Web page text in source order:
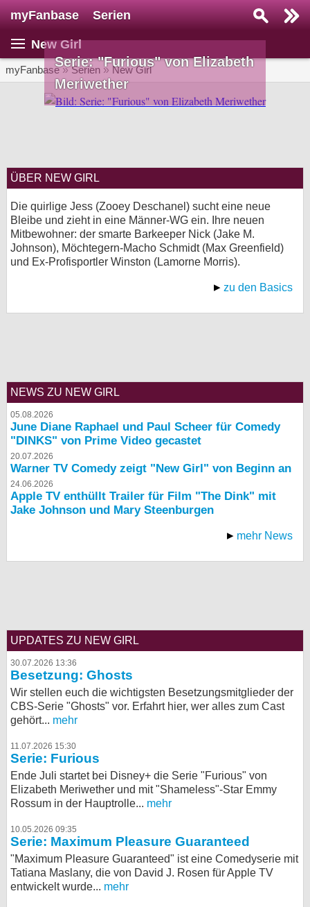
myFanbase Serien
New Girl
myFanbase»Serien » New Girl
Serie: "Furious" von Elizabeth
Meriwether
ÜBER NEW GIRL
Die quirlige Jess (Zooey Deschanel) sucht eine neue
Bleibe und zieht in eine Männer-WG ein. Ihre neuen
Mitbewohner: der smarte Barkeeper Nick (Jake M.
Johnson), Möchtegern-Macho Schmidt (Max Greenfield)
und Ex-Profisportler Winston (Lamorne Morris).
zu den Basics
NEWS ZU NEW GIRL
05.08.2026
June Diane Raphael und Paul Scheer für Comedy
"DINKS" von Prime Video gecastet
20.07.2026
Warner TV Comedy zeigt "New Girl" von Beginn an
24.06.2026
Apple TV enthüllt Trailer für Film "The Dink" mit
Jake Johnson und Mary Steenburgen
mehr News
UPDATES ZU NEW GIRL
30.07.2026 13:36
Besetzung: Ghosts
Wir stellen euch die wichtigsten Besetzungsmitglieder der
CBS-Serie "Ghosts" vor. Erfahrt hier, wer alles zum Cast
gehört... mehr
11.07.2026 15:30
Serie: Furious
Ende Juli startet bei Disney+ die Serie "Furious" von
Elizabeth Meriwether und mit "Shameless"-Star Emmy
Rossum in der Hauptrolle... mehr
10.05.2026 09:35
Serie: Maximum Pleasure Guaranteed
"Maximum Pleasure Guaranteed" ist eine Comedyserie mit
Tatiana Maslany, die von David J. Rosen für Apple TV
entwickelt wurde... mehr
SERIEN
KULTUR
Specials
SERVICE
Gewinnspiele
Kontakt
Nutzungsbedingungen
Datenschutz
Cookie-Einstellungen
myFanbase